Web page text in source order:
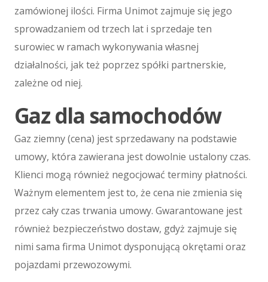
Maszyny
Maszyny
Narzędzia
Przemysł Metalowy
Części Samochodowe
Wynajem
Usługi Motoryzacyjne
Salony, Komisy
E-marketing
Agencje Reklamowe
Materiały Reklamowe
Inne Agencje
Wigor
Imprezy Integracyjne
zamówionej ilości. Firma Unimot zajmuje się jego
sprowadzaniem od trzech lat i sprzedaje ten
surowiec w ramach wykonywania własnej
działalności, jak też poprzez spółki partnerskie,
zależne od niej.
Gaz dla samochodów
Gaz ziemny (cena) jest sprzedawany na podstawie
umowy, która zawierana jest dowolnie ustalony czas.
Klienci mogą również negocjować terminy płatności.
Ważnym elementem jest to, że cena nie zmienia się
przez cały czas trwania umowy. Gwarantowane jest
również bezpieczeństwo dostaw, gdyż zajmuje się
nimi sama firma Unimot dysponującą okrętami oraz
pojazdami przewozowymi.